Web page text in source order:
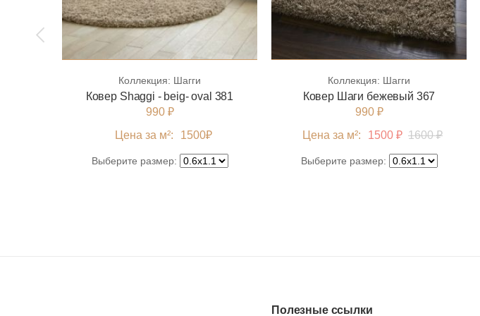
Коллекция: Шагги
Ковер Shaggi - beig- oval 381
990 ₽
Цена за м²:
1500₽
Выберите размер:
Коллекция: Шагги
Ковер Шаги бежевый 367
990 ₽
Цена за м²:
1500 ₽ 1600 ₽
Выберите размер:
Полезные ссылки